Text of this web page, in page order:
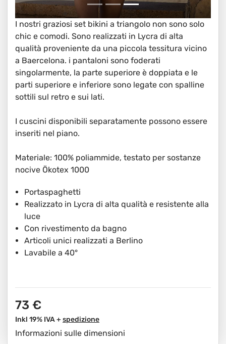
I nostri graziosi set bikini a triangolo non sono solo
chic e comodi. Sono realizzati in Lycra di alta
qualità proveniente da una piccola tessitura vicino
a Baercelona. i pantaloni sono foderati
singolarmente, la parte superiore è doppiata e le
parti superiore e inferiore sono legate con spalline
sottili sul retro e sui lati.
I cuscini disponibili separatamente possono essere
inseriti nel piano.
Materiale: 100% poliammide, testato per sostanze
nocive Ökotex 1000
Portaspaghetti
Realizzato in Lycra di alta qualità e resistente alla
luce
Con rivestimento da bagno
Articoli unici realizzati a Berlino
Lavabile a 40°
73 €
Inkl 19% IVA + spedizione
Informazioni sulle dimensioni